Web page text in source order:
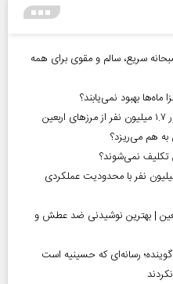
چی درست کنم؟ معرفی ۳۰ صبحانه سریع، سالم و مقوی برای همه
ماه‌ها بهبود نمی‌یابند؟
به هم می‌ریزد؟
تکلیف نمی‌شوند؟
معلولیت در ایران | بیش از ۱۰.۵ میلیون نفر با محدودیت عملکردی
| بهترین نوشیدنی ضد عطش و
گوینده؛ رسانه‌ای که حسینیه است